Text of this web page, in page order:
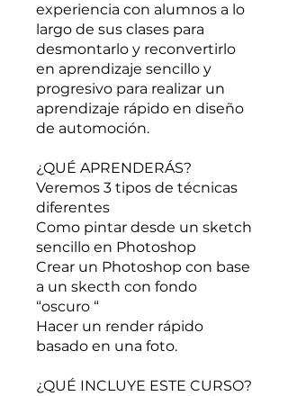
experiencia con alumnos a lo
largo de sus clases para
desmontarlo y reconvertirlo
en aprendizaje sencillo y
progresivo para realizar un
aprendizaje rápido en diseño
de automoción.
¿QUÉ APRENDERÁS?
Veremos 3 tipos de técnicas
diferentes
Como pintar desde un sketch
sencillo en Photoshop
Crear un Photoshop con base
a un skecth con fondo
“oscuro “
Hacer un render rápido
basado en una foto.
¿QUÉ INCLUYE ESTE CURSO?